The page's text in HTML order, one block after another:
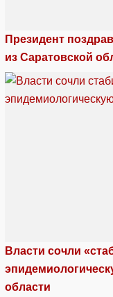
Президент
из Саратовской
Власти сочли
области